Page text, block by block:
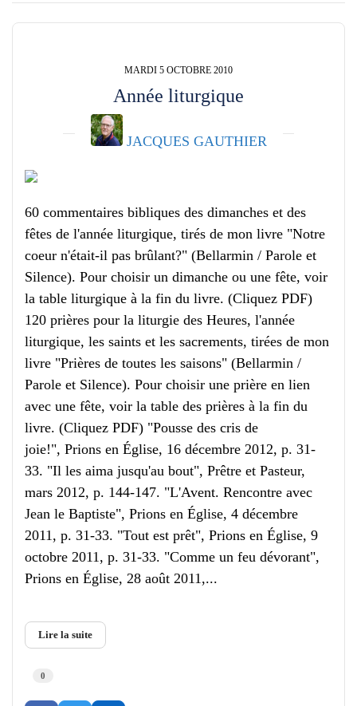
MARDI 5 OCTOBRE 2010
Année liturgique
JACQUES GAUTHIER
60 commentaires bibliques des dimanches et des
fêtes de l'année liturgique, tirés de mon livre "Notre
coeur n'était-il pas brûlant?" (Bellarmin / Parole et
Silence). Pour choisir un dimanche ou une fête, voir
la table liturgique à la fin du livre. (Cliquez PDF)
120 prières pour la liturgie des Heures, l'année
liturgique, les saints et les sacrements, tirées de mon
livre "Prières de toutes les saisons" (Bellarmin /
Parole et Silence). Pour choisir une prière en lien
avec une fête, voir la table des prières à la fin du
livre. (Cliquez PDF) "Pousse des cris de
joie!", Prions en Église, 16 décembre 2012, p. 31-
33. "Il les aima jusqu'au bout", Prêtre et Pasteur,
mars 2012, p. 144-147. "L'Avent. Rencontre avec
Jean le Baptiste", Prions en Église, 4 décembre
2011, p. 31-33. "Tout est prêt", Prions en Église, 9
octobre 2011, p. 31-33. "Comme un feu dévorant",
Prions en Église, 28 août 2011,...
Lire la suite
0